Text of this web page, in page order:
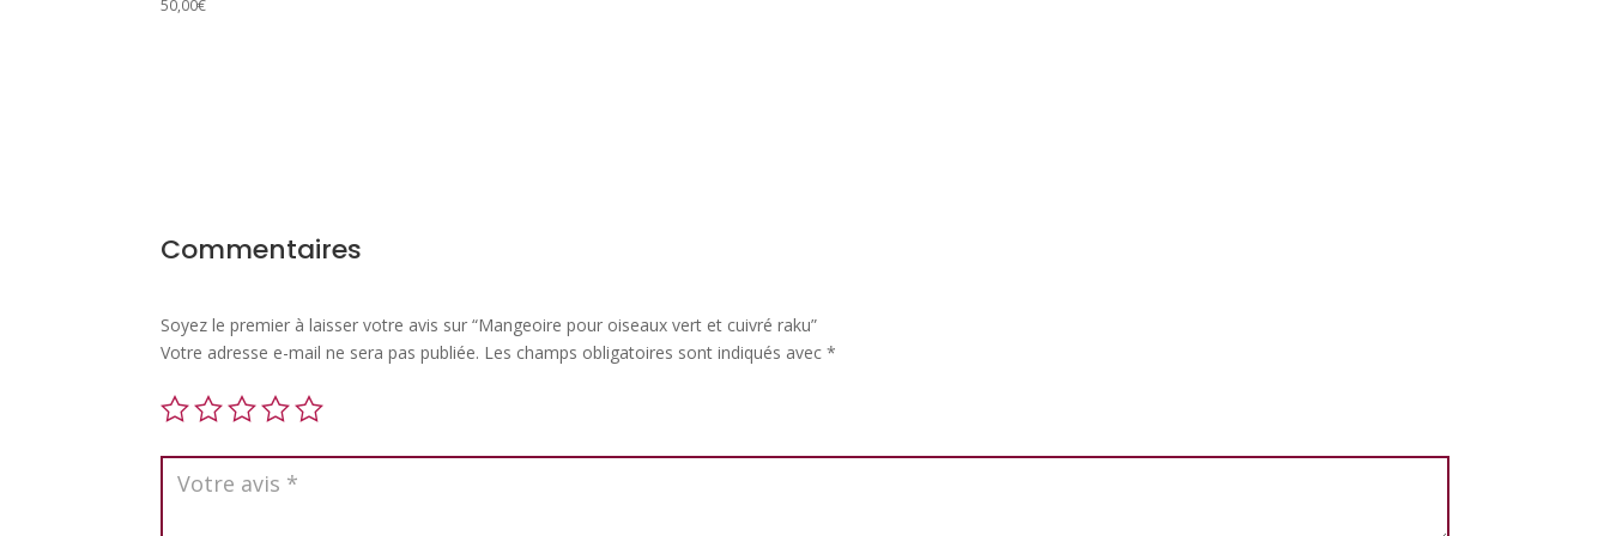
50,00€
Commentaires
Soyez le premier à laisser votre avis sur “Mangeoire pour oiseaux vert et cuivré raku”
Votre adresse e-mail ne sera pas publiée. Les champs obligatoires sont indiqués avec*